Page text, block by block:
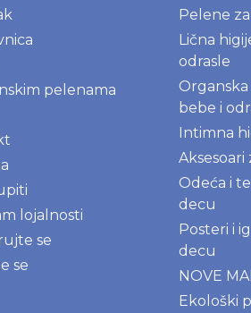
pelenama
lojalnosti
se
se
Pelene
Lična
odrasle
bebe i
Intimna
Aksesoari
Odeća i
decu
Posteri i
decu
NOVE
Ekološki